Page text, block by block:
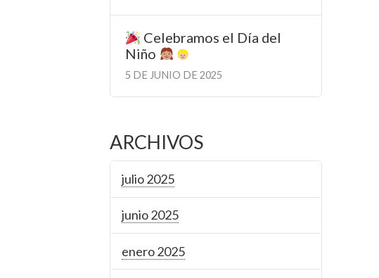
Celebramos el Día del
Niño
5 DE JUNIO DE 2025
ARCHIVOS
julio 2025
junio 2025
enero 2025